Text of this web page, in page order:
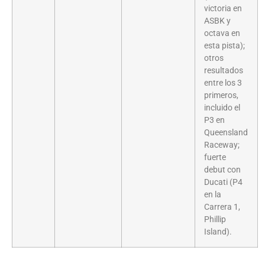
victoria en
ASBK y
octava en
esta pista);
otros
resultados
entre los 3
primeros,
incluido el
P3 en
Queensland
Raceway;
fuerte
debut con
Ducati (P4
en la
Carrera 1,
Phillip
Island).